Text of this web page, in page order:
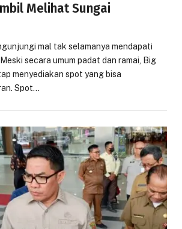
Melihat Sungai
mal tak selamanya mendapati
secara umum padat dan ramai, Big
menyediakan spot yang bisa
Spot…